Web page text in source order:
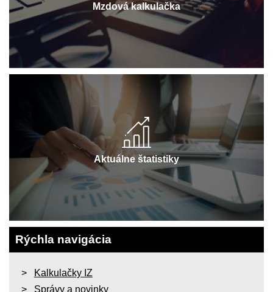
Mzdová kalkulačka
Aktuálne štatistiky
Rýchla navigácia
Kalkulačky IZ
Správy a novinky